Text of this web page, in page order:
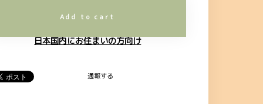
Add to cart
日本国内にお住まいの方向け
通報する